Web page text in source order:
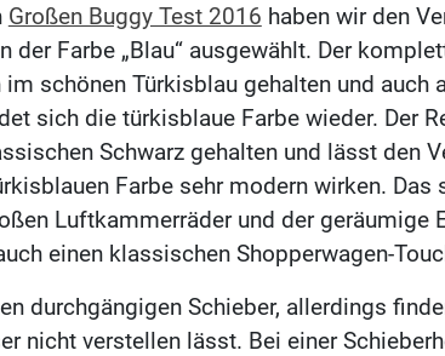
Großen Buggy Test 2016 haben wir den
der Farbe „Blau“ ausgewählt. Der
schönen Türkisblau gehalten und auch
sich die türkisblaue Farbe wieder. Der
Schwarz gehalten und lässt den
Farbe sehr modern wirken. Das
Luftkammerräder und der geräumige
einen klassischen Shopperwagen-
durchgängigen Schieber, allerdings
nicht verstellen lässt. Bei einer